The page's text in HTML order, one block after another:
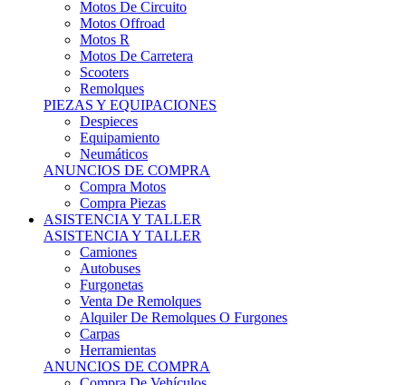
Motos R
Motos De Carretera
Scooters
Remolques
PIEZAS Y EQUIPACIONES
Despieces
Equipamiento
Neumáticos
ANUNCIOS DE COMPRA
Compra Motos
Compra Piezas
ASISTENCIA Y TALLER
ASISTENCIA Y TALLER
Camiones
Autobuses
Furgonetas
Venta De Remolques
Alquiler De Remolques O Furgones
Carpas
Herramientas
ANUNCIOS DE COMPRA
Compra De Vehículos
Compra De Herramientas